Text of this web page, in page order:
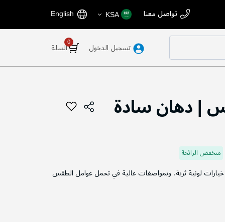
تواصل معنا اختر
المتجر
KSA اللغة English
السلة تسجيل الدخول
| دهان سادة
منخفض الرائحة
لونية ثرية، وبمواصفات عالية في تحمل عوامل الطقس